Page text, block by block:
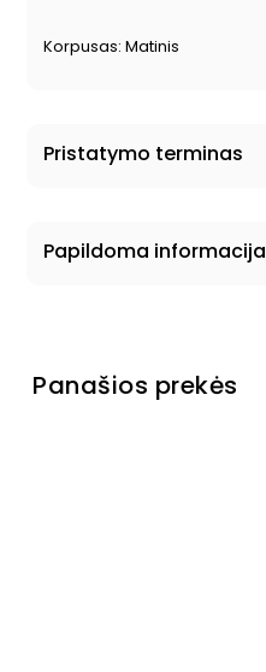
Korpusas: Matinis
Pristatymo terminas
Papildoma informacija
Panašios prekės